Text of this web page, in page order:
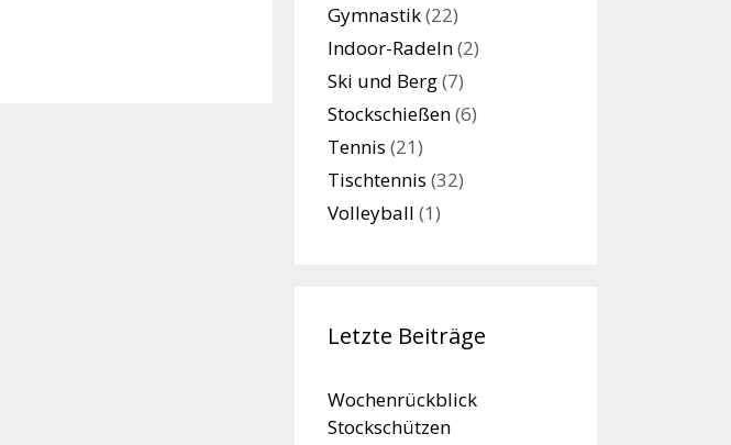
Gymnastik(22)
Indoor-Radeln(2)
Ski und Berg(7)
Stockschießen(6)
Tennis (21)
Tischtennis (32)
Volleyball (1)
Letzte Beiträge
Wochenrückblick
Stockschützen